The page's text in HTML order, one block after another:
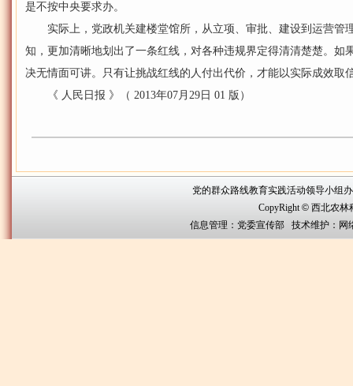
是不按中央要求办。
实际上，党政机关建楼堂馆所，从立项、审批、建设到运营管
知，更加清晰地划出了一条红线，对各种违规界定得清清楚楚。如
决无情面可讲。只有让挑战红线的人付出代价，才能以实际成效取
《 人民日报 》（ 2013年07月29日 01 版）
党的群众路线教育实践活动领导小组
CopyRight© 西北农林
信息管理：党委宣传部 技术维护：网